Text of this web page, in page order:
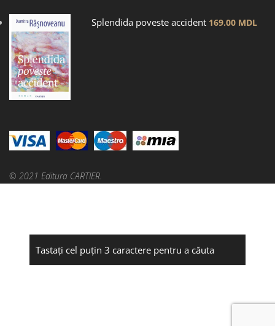
Splendida poveste accident 169.00 MDL
© 2021 Editura CARTIER.